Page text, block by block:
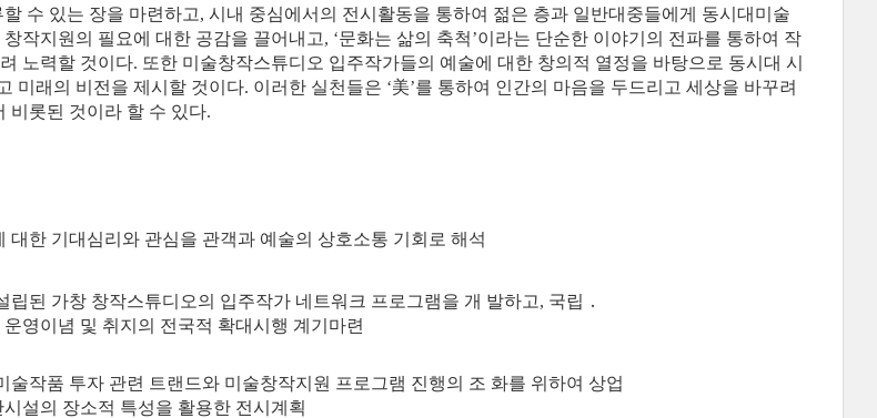
수 있는 장을 마련하고, 시내 중심에서의 전시활동을 통하여 젊은 층과 일반대중들에게 동시대미술
작지원의 필요에 대한 공감을 끌어내고, ‘문화는 삶의 축척’이라는 단순한 이야기의 전파를 통하여 작
노력할 것이다. 또한 미술창작스튜디오 입주작가들의 예술에 대한 창의적 열정을 바탕으로 동시대 시
미래의 비전을 제시할 것이다. 이러한 실천들은 ‘美’를 통하여 인간의 마음을 두드리고 세상을 바꾸려
비롯된 것이라 할 수 있다.
대한 기대심리와 관심을 관객과 예술의 상호소통 기회로 해석
립된 가창 창작스튜디오의 입주작가 네트워크 프로그램을 개 발하고, 국립 ․
영이념 및 취지의 전국적 확대시행 계기마련
술작품 투자 관련 트랜드와 미술창작지원 프로그램 진행의 조 화를 위하여 상업
설의 장소적 특성을 활용한 전시계획